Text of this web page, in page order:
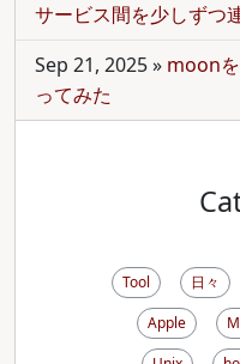
サービス間を少しずつ
Sep 21, 2025» moon
ってみた
Tool 日々
Apple